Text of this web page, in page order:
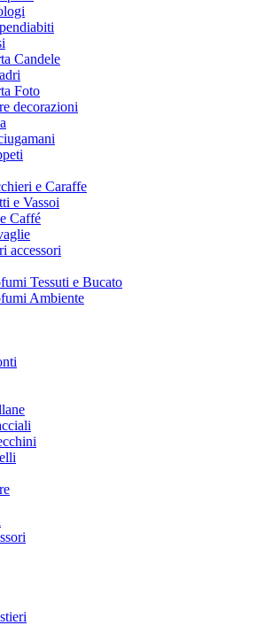
Candele
Foto
decorazioni
e Caraffe
e Vassoi
Caffé
accessori
Tessuti e Bucato
Ambiente